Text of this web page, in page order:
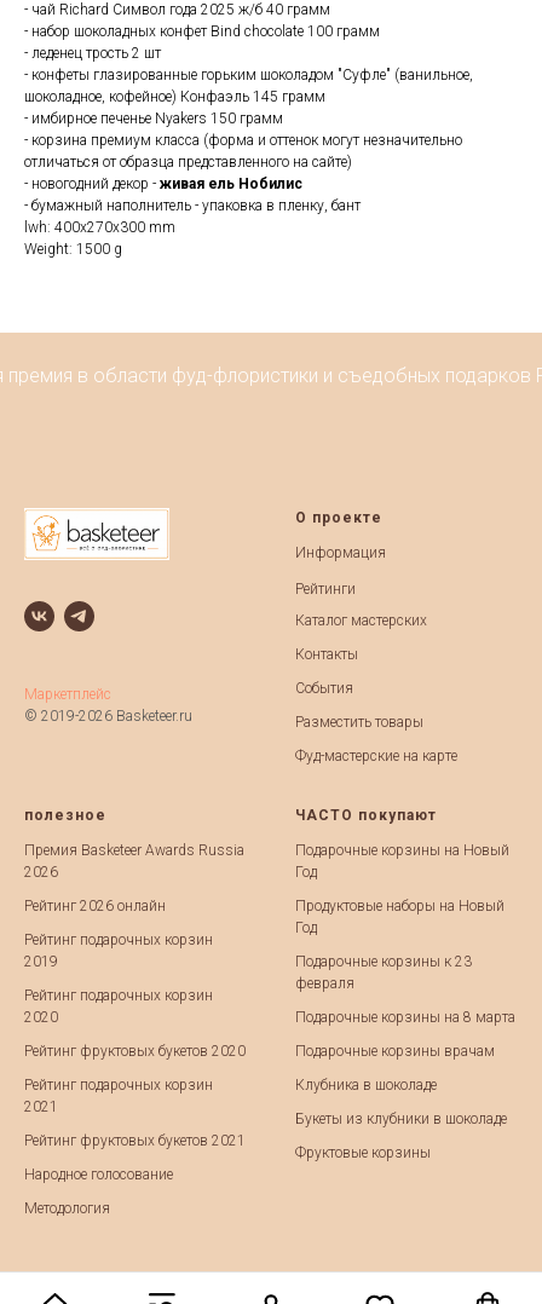
- чай Richard Символ года 2025 ж/б 40 грамм
- набор шоколадных конфет Bind chocolate 100 грамм
- леденец трость 2 шт
- конфеты глазированные горьким шоколадом "Суфле" (ванильное,
шоколадное, кофейное) Конфаэль 145 грамм
- имбирное печенье Nyakers 150 грамм
- корзина премиум класса (форма и оттенок могут незначительно
отличаться от образца представленного на сайте)
- новогодний декор - живая ель Нобилис
- бумажный наполнитель - упаковка в пленку, бант
lwh: 400x270x300 mm
Weight: 1500 g
в области фуд-флористики и съедобных
Маркетплейс
© 2019-2026 Basketeer.ru
О проекте
Информация
Рейтинги
Каталог мастерских
Контакты
События
Разместить товары
Фуд-мастерские на карте
полезное
Премия Basketeer Awards Russia
2026
Рейтинг 2026 онлайн
Рейтинг подарочных корзин
2019
Рейтинг подарочных корзин
2020
Рейтинг фруктовых букетов 2020
Рейтинг подарочных корзин
2021
Рейтинг фруктовых букетов 2021
Народное голосование
Методология
ЧАСТО покупают
Подарочные корзины на Новый
Год
Продуктовые наборы на Новый
Год
Подарочные корзины к 23
февраля
Подарочные корзины на 8 марта
Подарочные корзины врачам
Клубника в шоколаде
Букеты из клубники в шоколаде
Фруктовые корзины